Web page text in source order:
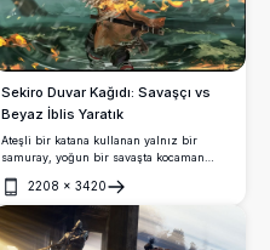
Sekiro Duvar Kağıdı: Savaşçı vs
Beyaz İblis Yaratık
Ateşli bir katana kullanan yalnız bir
samuray, yoğun bir savaşta kocaman
Dramatik aydınlatma ve dinamik aksiyon
ile Sekiro'dan çarpıcı 4K dijital sanat eseri.
2208 × 3420
Aç